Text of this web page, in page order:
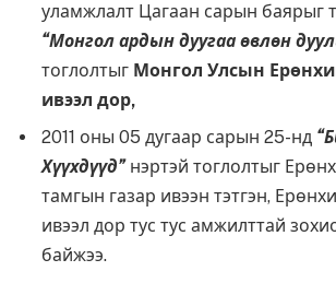
уламжлалт Цагаан сарын баярыг
“Монгол ардын дуугаа өвлөн
тоглолтыг Монгол Улсын
ивээл дор,
2011 оны 05 дугаар сарын 25-нд
Хүүхдүүд”нэртэй тоглолтыг
тамгын газар ивээн тэтгэн,
ивээл дор тус тус амжилттай
байжээ.